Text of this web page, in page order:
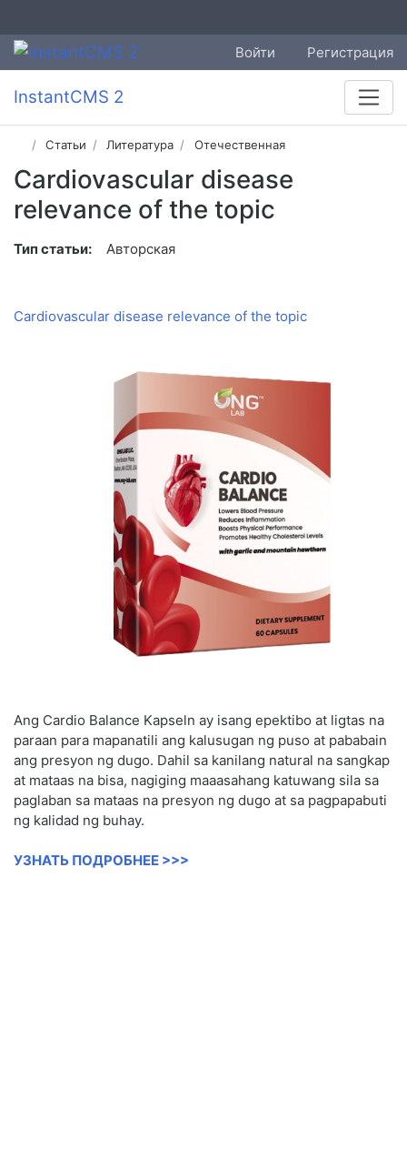
Войти Регистрация
InstantCMS 2
Статьи Литература Отечественная
Cardiovascular disease
relevance of the topic
Тип статьи: Авторская
Cardiovascular disease relevance of the topic
Ang Cardio Balance Kapseln ay isang epektibo at ligtas na
paraan para mapanatili ang kalusugan ng puso at pababain
ang presyon ng dugo. Dahil sa kanilang natural na sangkap
at mataas na bisa, nagiging maaasahang katuwang sila sa
paglaban sa mataas na presyon ng dugo at sa pagpapabuti
ng kalidad ng buhay.
УЗНАТЬ ПОДРОБНЕЕ >>>